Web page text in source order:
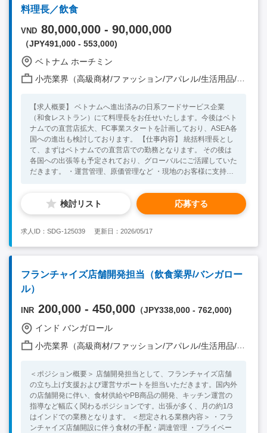
料理長／飲食
VND 80,000,000 - 90,000,000
（JPY491,000 - 553,000)
ベトナム ホーチミン
小売業界（高級商材/ファッション/アパレル/生活用品/家電 他）
【求人概要】 ベトナムへ進出済みの日系フードサービス企業
（和食レストラン）にて料理長をお任せいたします。今後はベト
ナムでの直営店拡大、FC事業スタートを計画しており、ASEA各
国への進出も検討しております。 【仕事内容】 統括料理長とし
て、まずはベトナムでの直営店での勤務となります。 その後は
各国への出張等も予定されており、グローバルにご活躍していた
だきます。 ・運営管理、原価管理など ・現地のお客様に支持さ
営/FC/他国含む） ・現場での調理業務 【必須要件】 ・学歴：4
年生大学卒業以上もしくは調理師免許をお持ちの方（労働許可証
取得のため） ・語学不問 ・Microsoft Word/Excel/PowerPointな
の調理経験5年以上（経験ジャンル不問） 【求める人物像】 ・
コスト意識を持って業務に取り組める方 ・柔軟な発想で調理に
取り組める方（今後、複数国への展開を検討しているため現地の
事情に合わせたメニュー開発等に取り組める方） ・現地スタッ
フの模範となり業務に取り組める方
検討リスト 応募する
求人ID：SDG-125039 更新日：2026/05/17
フランチャイズ店舗開発担当（飲食業界/バンガロー
ル）
INR 200,000 - 450,000 （JPY338,000 - 762,000)
インド バンガロール
小売業界（高級商材/ファッション/アパレル/生活用品/家電 他）
＜ポジション概要＞ 店舗開発担当として、フランチャイズ店舗
の立ち上げ支援および運営サポートを担当いただきます。国内外
の店舗開発に伴い、食材供給やPB商品の開発、キッチン運営の
指導など幅広く関わるポジションです。出張が多く、月の約1/3
はインドでの業務となります。 ＜想定される業務内容＞ ・フラ
ンチャイズ店舗開設に伴う食材の手配・調達管理 ・プライベー